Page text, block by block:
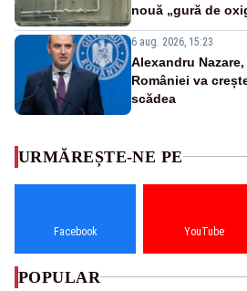
nouă „gură de
6 aug. 2026, 15:23
Alexandru
României va
scădea
URMĂREȘTE-NE PE
Facebook YouTube
POPULAR